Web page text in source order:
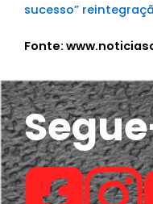
sucesso”
Fonte: